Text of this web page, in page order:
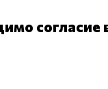
согласие